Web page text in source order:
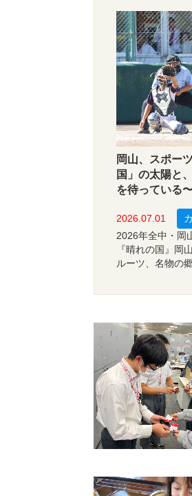
岡山、スポー
国」の太陽と
を待っている
2026.07.01
2026年全中・岡
『晴れの国』岡
ルーツ、名物の